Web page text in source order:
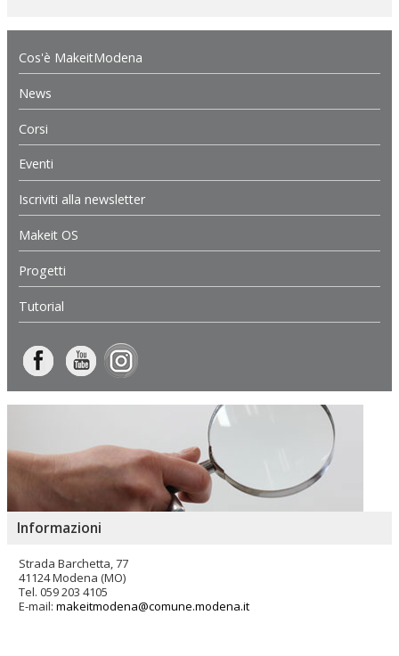
Cos'è MakeitModena
News
Corsi
Eventi
Iscriviti alla newsletter
Makeit OS
Progetti
Tutorial
Informazioni
Strada Barchetta, 77
41124 Modena (MO)
Tel. 059 203 4105
E-mail: makeitmodena@comune.modena.it